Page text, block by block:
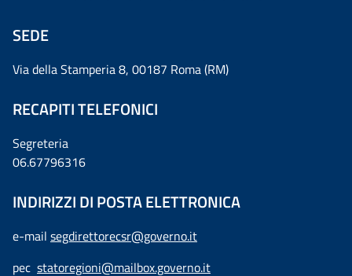
SEDE
Via della Stamperia 8, 00187 Roma (RM)
RECAPITI TELEFONICI
Segreteria
06.67796316
INDIRIZZI DI POSTA ELETTRONICA
e-mail segdirettorecsr@governo.it
pec statoregioni@mailbox.governo.it